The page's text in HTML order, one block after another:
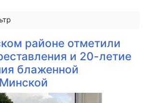
районе отметили
и 20-летие
блаженной